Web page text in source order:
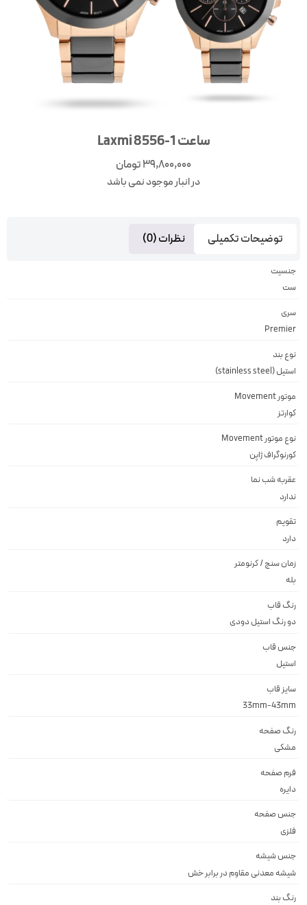
ساعت Laxmi 8556-1
39,800,000تومان
در انبار موجود نمی باشد
توضیحات تکمیلی نظرات (0)
جنسیت
ست
سری
Premier
نوع بند
استیل (stainless steel)
موتور Movement
کوارتز
نوع موتور Movement
کورنوگراف ژاپن
عقربه شب نما
ندارد
تقویم
دارد
زمان سنج / کرنومتر
رنگ قاب
دو رنگ استيل دودى
جنس قاب
استيل
سایز قاب
33mm-43mm
رنگ صفحه
مشكى
فرم صفحه
دايره
جنس صفحه
فلزى
جنس شیشه
شيشه معدنى مقاوم در برابر خش
رنگ بند